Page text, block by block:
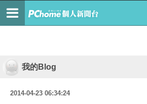
我的Blog
2014-04-23 06:34:24